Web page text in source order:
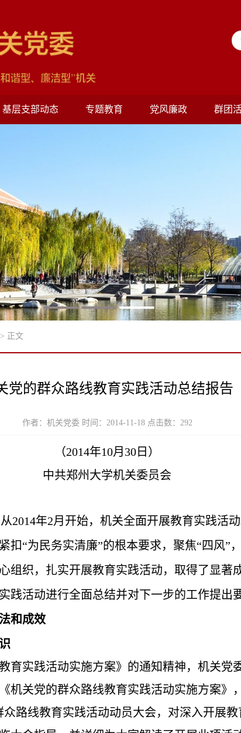
基层支部动态 专题教育 党风廉政 群团
> 正文
党的群众路线教育实践活动总结报告
作者：机关党委 时间：2014-11-18 点击数： 292
（2014年10月30日）
中共郑州大学机关委员会
2014年2月开始，机关全面开展教育实践活
紧扣“为民务实清廉”的根本要求，聚焦“四风”
组织，扎实开展教育实践活动，取得了显著
践活动进行全面总结并对下一步的工作提出
和成效
育实践活动实施方案》的通知精神，机关党
机关党的群众路线教育实践活动实施方案》
路线教育实践活动动员大会，对深入开展教